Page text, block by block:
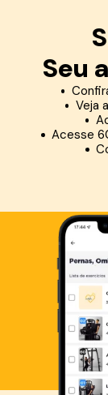
Seu
Veja
Acesse